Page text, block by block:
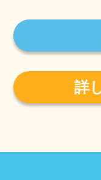
詳